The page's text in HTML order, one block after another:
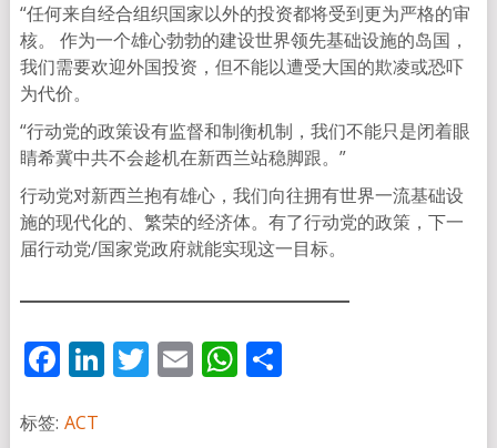
“任何来自经合组织国家以外的投资都将受到更为严格的审
核。 作为一个雄心勃勃的建设世界领先基础设施的岛国，
我们需要欢迎外国投资，但不能以遭受大国的欺凌或恐吓
为代价。
“行动党的政策设有监督和制衡机制，我们不能只是闭着眼
睛希冀中共不会趁机在新西兰站稳脚跟。”
行动党对新西兰抱有雄心，我们向往拥有世界一流基础设
施的现代化的、繁荣的经济体。有了行动党的政策，下一
届行动党/国家党政府就能实现这一目标。
Facebook
LinkedIn
Twitter
EmailWhatsApp
分
标签: ACT